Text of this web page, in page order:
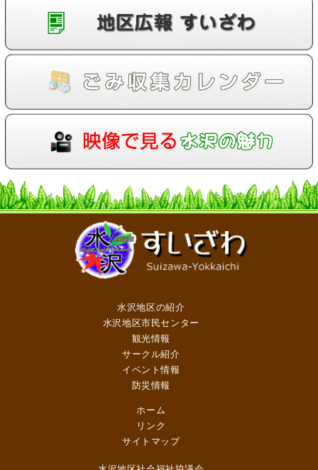
水沢地区の紹介
水沢地区市民センター
観光情報
サークル紹介
イベント情報
防災情報
ホーム
リンク
サイトマップ